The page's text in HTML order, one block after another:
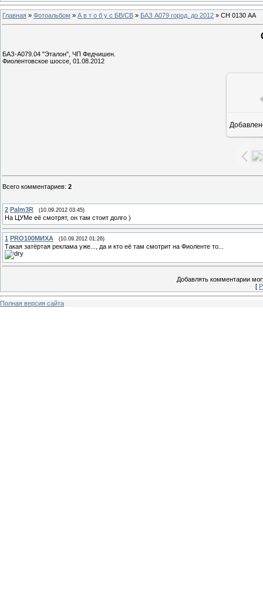
Главная » Фотоальбом » А в т о б у с БВ/СВ » БАЗ А079 город. до 2012 » СН 0130 АА
БАЗ-А079.04 "Эталон", ЧП Федчишен.
Фиолентовское шоссе, 01.08.2012
Всего комментариев: 2
2 Palm3R (10.09.2012 03:45)
На ЦУМе её смотрят, он там стоит долго )
1 PRO100МИХА (10.09.2012 01:26)
Такая затёртая реклама уже..., да и кто её там смотрит на Фиоленте то...
Добавлять комментарии
[
Полная версия сайта